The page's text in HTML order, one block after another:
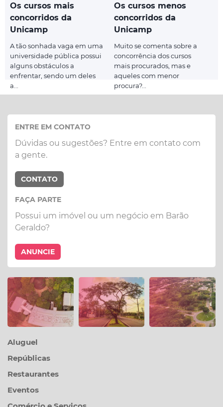
Os cursos mais
concorridos da
Unicamp
A tão sonhada vaga em uma
universidade pública possui
alguns obstáculos a
enfrentar, sendo um deles
a...
Os cursos menos
concorridos da
Unicamp
Muito se comenta sobre a
concorrência dos cursos
mais procurados, mas e
aqueles com menor
procura?...
ENTRE EM CONTATO
Dúvidas ou sugestões? Entre em contato com
a gente.
CONTATO
FAÇA PARTE
Possui um imóvel ou um negócio em Barão
Geraldo?
ANUNCIE
Aluguel
Repúblicas
Restaurantes
Eventos